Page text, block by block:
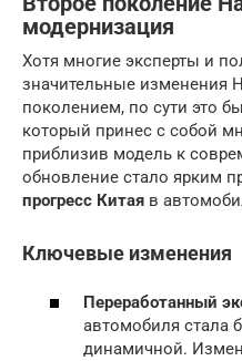
модернизация
Хотя многие эксперты и
значительные изменения
поколением, по сути это
который принес с собой
приблизив модель к
обновление стало ярким
прогресс Китая в
Ключевые изменения
Переработанный
автомобиля стала
динамичной.